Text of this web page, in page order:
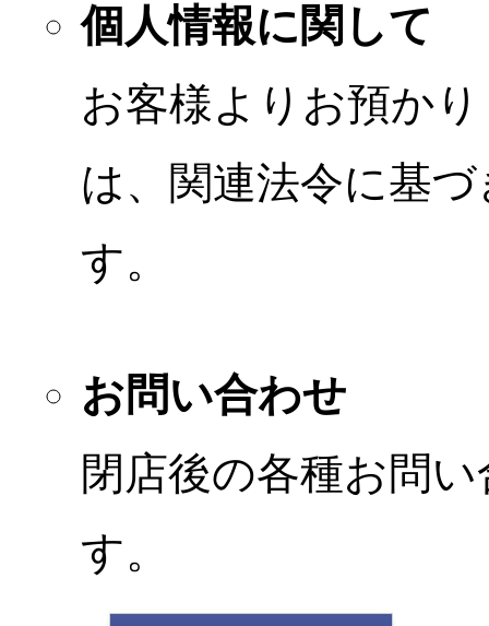
個人情報に関して
お客様よりお預か
は、関連法令に基
す。
お問い合わせ
閉店後の各種お問
す。